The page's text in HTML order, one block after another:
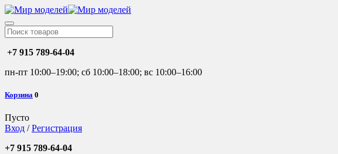
+7 915 789-64-04
пн-пт 10:00–19:00; сб 10:00–18:00; вс 10:00–16:00
Корзина 0
Пусто
Вход /Регистрация
+7 915 789-64-04